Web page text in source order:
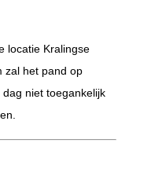
locatie Kralingse
zal het pand op
niet toegankelijk